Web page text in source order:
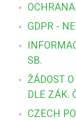
GDPR -
SB.
ŽÁDOST
DLE ZÁK.
CZECH